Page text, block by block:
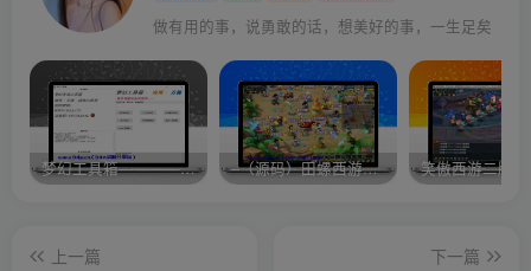
做有用的事，说勇敢的话，想美好的事，一生足矣
梦幻工具箱————-免费 –（源码）田螺西游9.0 假人摆摊18门派飞升渡劫化圣助战最新BB谛听…. 笑傲西游二版-
上一篇
下一篇